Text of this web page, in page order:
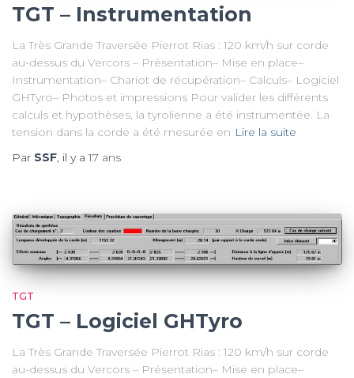
TGT – Instrumentation
La Très Grande Traversée Pierrot Rias : 120 km/h sur corde
au-dessus du Vercors – Présentation– Mise en place–
Instrumentation– Chariot de récupération– Calculs– Logiciel
GHTyro– Photos et impressions Pour valider les différents
calculs et hypothèses, la tyrolienne a été instrumentée. La
tension dans la corde a été mesurée en Lire la suite
Par SSF , il y a17 ans
TGT
TGT – Logiciel GHTyro
La Très Grande Traversée Pierrot Rias : 120 km/h sur corde
au-dessus du Vercors – Présentation– Mise en place–